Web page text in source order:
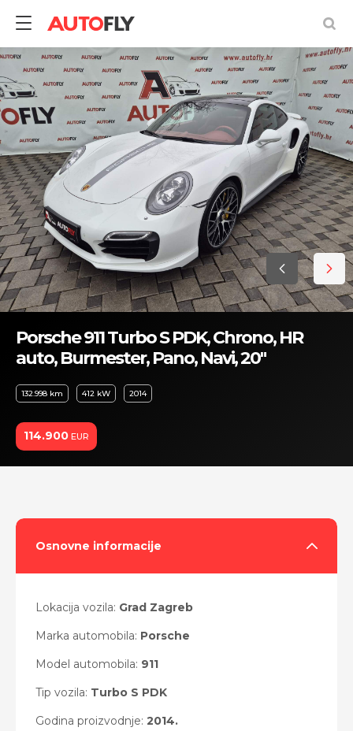
Porsche 911 Turbo S PDK, Chrono, HR
auto, Burmester, Pano, Navi, 20"
132.998 km 412 kW 2014
114.900 EUR
Osnovne informacije
Lokacija vozila: Grad Zagreb
Marka automobila: Porsche
Model automobila: 911
Tip vozila: Turbo S PDK
Godina proizvodnje: 2014.